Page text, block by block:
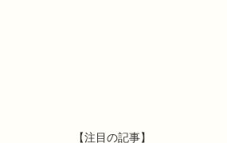
【注目の記事】